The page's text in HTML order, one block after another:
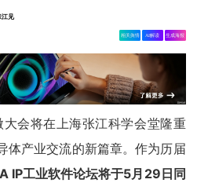
江见
相关舆情 AI解读 生成海报
会将在上海张江科学会堂隆重
体产业交流的新篇章。作为历届
IP工业软件论坛将于5月29日同